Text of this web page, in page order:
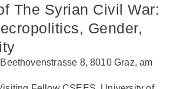
The Syrian Civil War:
Gender,
8, 8010 Graz, am